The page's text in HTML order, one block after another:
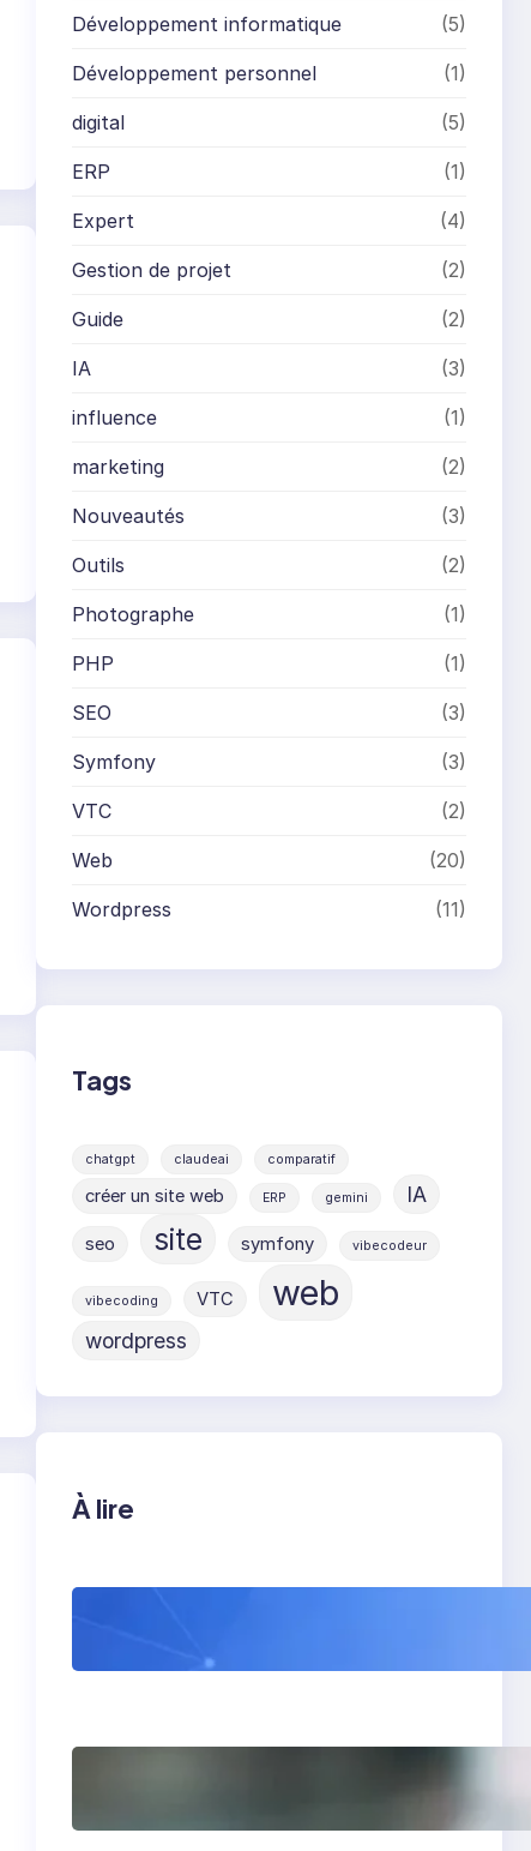
Développement informatique (5)
Développement personnel (1)
digital (5)
ERP (1)
Expert (4)
Gestion de projet (2)
Guide (2)
IA (3)
influence (1)
marketing (2)
Nouveautés (3)
Outils (2)
Photographe (1)
PHP (1)
SEO (3)
Symfony (3)
VTC (2)
Web (20)
Wordpress (11)
Tags
chatgpt claudeai comparatif
créer un site web ERP gemini IA
seo site symfony vibecodeur
vibecoding VTC web
wordpress
À lire
sortie (et ce que ça
photographe grâce à